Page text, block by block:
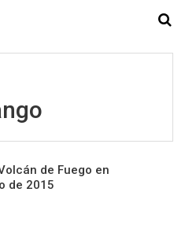
de Fuego en
de 2015